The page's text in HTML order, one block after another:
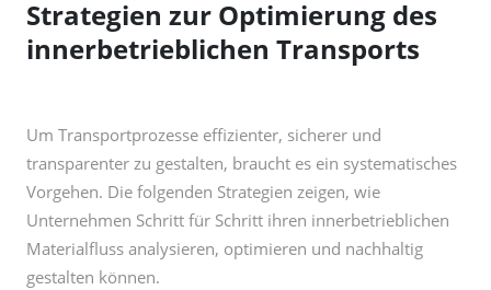
Um Transportprozesse effizienter, sicherer und
Unternehmen Schritt für Schritt ihren innerbetrieblichen
Materialfluss analysieren, optimieren und nachhaltig
gestalten können.
1. Detaillierte Materialflussanalyse als
Basis